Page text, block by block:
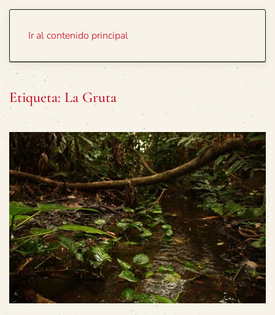
Ir al contenido principal
Etiqueta: La Gruta